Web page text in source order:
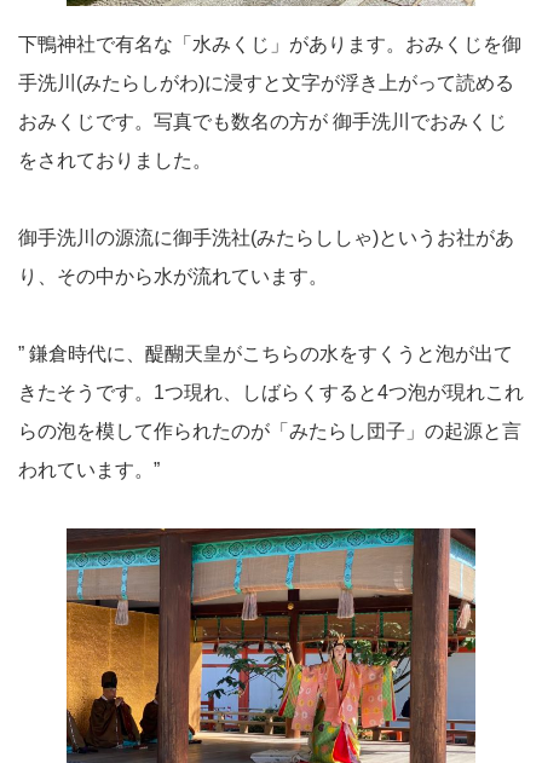
下鴨神社で有名な「水みくじ」があります。おみくじを御
手洗川(みたらしがわ)に浸すと文字が浮き上がって読める
おみくじです。写真でも数名の方が 御手洗川でおみくじ
をされておりました。
御手洗川の源流に御手洗社(みたらししゃ)というお社があ
り、その中から水が流れています。
” 鎌倉時代に、醍醐天皇がこちらの水をすくうと泡が出て
きたそうです。1つ現れ、しばらくすると4つ泡が現れこれ
らの泡を模して作られたのが「みたらし団子」の起源と言
われています。”